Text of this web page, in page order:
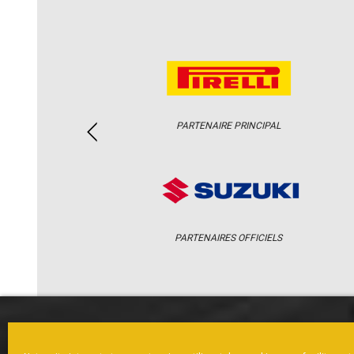
PARTENAIRE PRINCIPAL
PARTENAIRES OFFICIELS